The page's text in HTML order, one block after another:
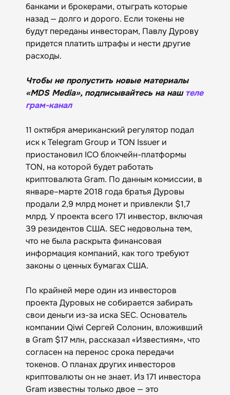
банками и брокерами, отыграть которые
назад — долго и дорого. Если токены не
будут переданы инвесторам, Павлу Дурову
придется платить штрафы и нести другие
расходы.
Чтобы не пропустить новые материалы
«MDS Media», подписывайтесь на наш теле
грам-канал
11 октября американский регулятор подал
иск к Telegram Group и TON Issuer и
приостановил ICO блокчейн-платформы
TON, на которой будет работать
криптовалюта Gram. По данным комиссии, в
январе–марте 2018 года братья Дуровы
продали 2,9 млрд монет и привлекли $1,7
млрд. У проекта всего 171 инвестор, включая
39 резидентов США. SEC недовольна тем,
что не была раскрыта финансовая
информация компаний, как того требуют
законы о ценных бумагах США.
По крайней мере один из инвесторов
проекта Дуровых не собирается забирать
свои деньги из-за иска SEC. Основатель
компании Qiwi Сергей Солонин, вложивший
в Gram $17 млн, рассказал «Известиям», что
согласен на перенос срока передачи
токенов. О планах других инвесторов
криптовалюты он не знает. Из 171 инвестора
Gram известны только двое — это